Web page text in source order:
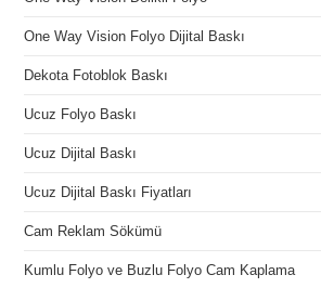
One Way Vision Folyo Dijital Baskı
Dekota Fotoblok Baskı
Ucuz Folyo Baskı
Ucuz Dijital Baskı
Ucuz Dijital Baskı Fiyatları
Cam Reklam Sökümü
Kumlu Folyo ve Buzlu Folyo Cam Kaplama